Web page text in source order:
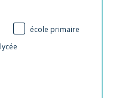
école primaire
lycée